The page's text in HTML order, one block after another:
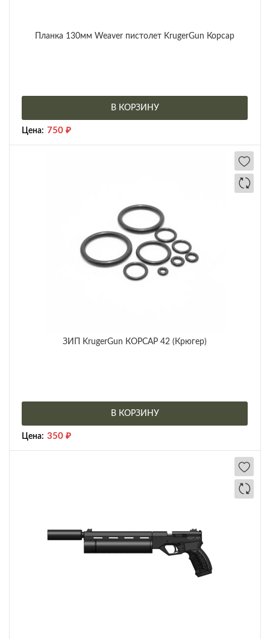
Планка 130мм Weaver пистолет KrugerGun Корсар
В КОРЗИНУ
Цена: 750 ₽
ЗИП KrugerGun КОРСАР 42 (Крюгер)
В КОРЗИНУ
Цена: 350 ₽